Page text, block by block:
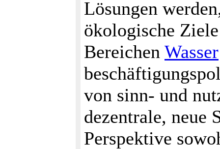
Lösungen
ökologische
Bereichen Wasser
von sinn- und
dezentrale, neue
Perspektive